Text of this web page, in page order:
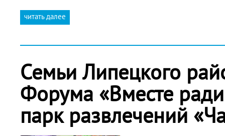
читать далее
Семьи Липецкого
Форума «Вместе
парк развлечений